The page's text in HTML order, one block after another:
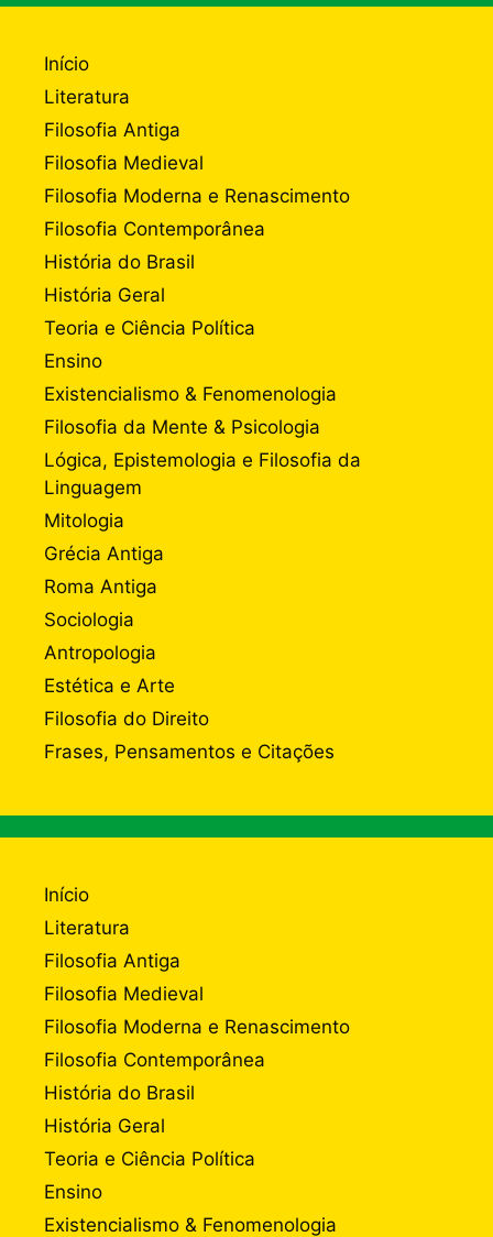
Início
Literatura
Filosofia Antiga
Filosofia Medieval
Filosofia Moderna e Renascimento
Filosofia Contemporânea
História do Brasil
História Geral
Teoria e Ciência Política
Ensino
Existencialismo & Fenomenologia
Filosofia da Mente & Psicologia
Lógica, Epistemologia e Filosofia da
Linguagem
Mitologia
Grécia Antiga
Roma Antiga
Sociologia
Antropologia
Estética e Arte
Filosofia do Direito
Frases, Pensamentos e Citações
Início
Literatura
Filosofia Antiga
Filosofia Medieval
Filosofia Moderna e Renascimento
Filosofia Contemporânea
História do Brasil
História Geral
Teoria e Ciência Política
Ensino
Existencialismo & Fenomenologia